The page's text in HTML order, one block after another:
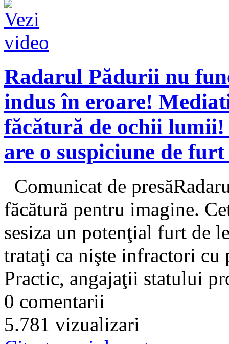
Radarul Pădurii nu
indus în eroare!
făcătură de ochii lumii!
are o suspiciune de
Comunicat de
făcătură pentru imagine.
sesiza un potenţial furt de
trataţi ca nişte infractori cu
Practic, angajaţii statului
0 comentarii
5.781 vizualizari